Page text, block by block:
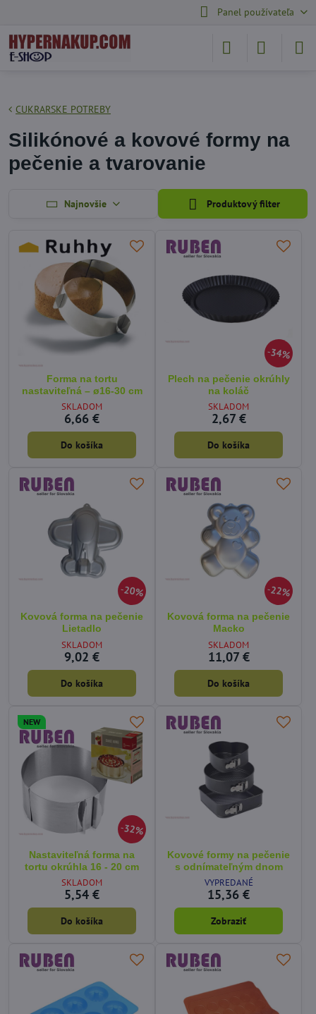
Panel používateľa
CUKRARSKE POTREBY
Silikónové a kovové formy na
pečenie a tvarovanie
Najnovšie Produktový filter
Forma na tortu
nastaviteľná – ø16-30 cm
SKLADOM
6,66 €
Do košíka
34%
Plech na pečenie okrúhly
na koláč
SKLADOM
2,67 €
Do košíka
20%
Kovová forma na pečenie
Lietadlo
SKLADOM
9,02 €
Do košíka
22%
Kovová forma na pečenie
Macko
SKLADOM
11,07 €
Do košíka
32%
NEW
Nastaviteľná forma na
tortu okrúhla 16 - 20 cm
SKLADOM
5,54 €
Do košíka
Kovové formy na pečenie
s odnímateľným dnom
VYPREDANÉ
15,36 €
Zobraziť